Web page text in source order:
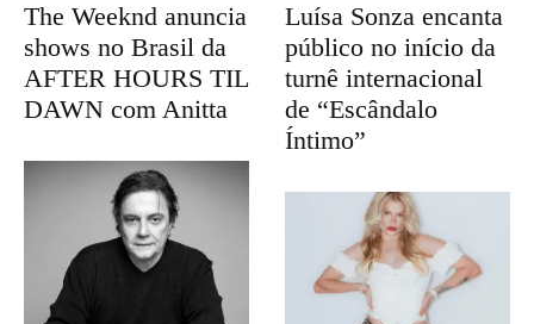
The Weeknd anuncia
shows no Brasil da
AFTER HOURS TIL
DAWN com Anitta
Luísa Sonza encanta
público no início da
turnê internacional
de “Escândalo
Íntimo”